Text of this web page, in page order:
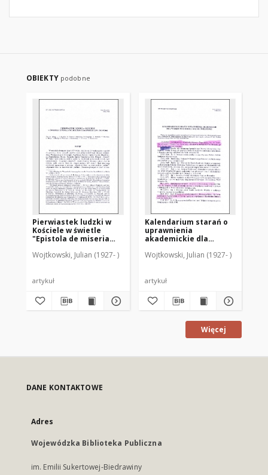
OBIEKTY podobne
Pierwiastek ludzki w
Kościele w świetle
"Epistola de miseria
9366)
Wojtkowski, Julian (1927- )
artykuł
Kalendarium starań o
uprawnienia
akademickie dla
wojnie światowej
Wojtkowski, Julian (1927- )
artykuł
Więcej
DANE KONTAKTOWE
Adres
Wojewódzka Biblioteka Publiczna
im. Emilii Sukertowej-Biedrawiny